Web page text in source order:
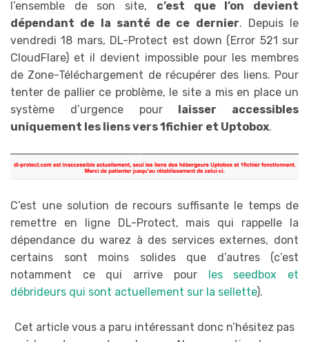
l’ensemble de son site, c’est que l’on devient
dépendant de la santé de ce dernier. Depuis le
vendredi 18 mars, DL-Protect est down (Error 521 sur
CloudFlare) et il devient impossible pour les membres
de Zone-Téléchargement de récupérer des liens. Pour
tenter de pallier ce problème, le site a mis en place un
système d’urgence pour
laisser accessibles
uniquement les liens vers 1fichier et Uptobox.
C’est une solution de recours suffisante le temps de
remettre en ligne DL-Protect, mais qui rappelle la
dépendance du warez à des services externes, dont
certains sont moins solides que d’autres (c’est
notamment ce qui arrive pourles seedbox et
débrideurs qui sont actuellement sur la sellette).
Cet article vous a paru intéressant donc n’hésitez pas